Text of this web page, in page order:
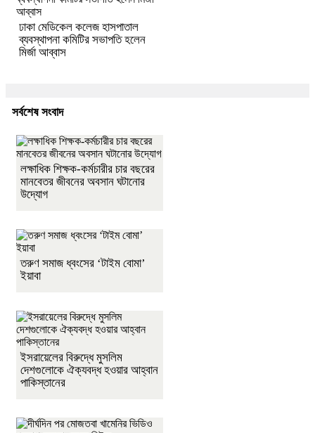
ঢাকা মেডিকেল কলেজ হাসপাতাল
ব্যবস্থাপনা কমিটির সভাপতি হলেন
মির্জা আব্বাস
সর্বশেষ সংবাদ
লক্ষাধিক শিক্ষক-কর্মচারীর চার বছরের
মানবেতর জীবনের অবসান ঘটানোর
উদ্যোগ
তরুণ সমাজ ধ্বংসের ‘টাইম বোমা’
ইয়াবা
ইসরায়েলের বিরুদ্ধে মুসলিম
দেশগুলোকে ঐক্যবদ্ধ হওয়ার আহ্বান
পাকিস্তানের